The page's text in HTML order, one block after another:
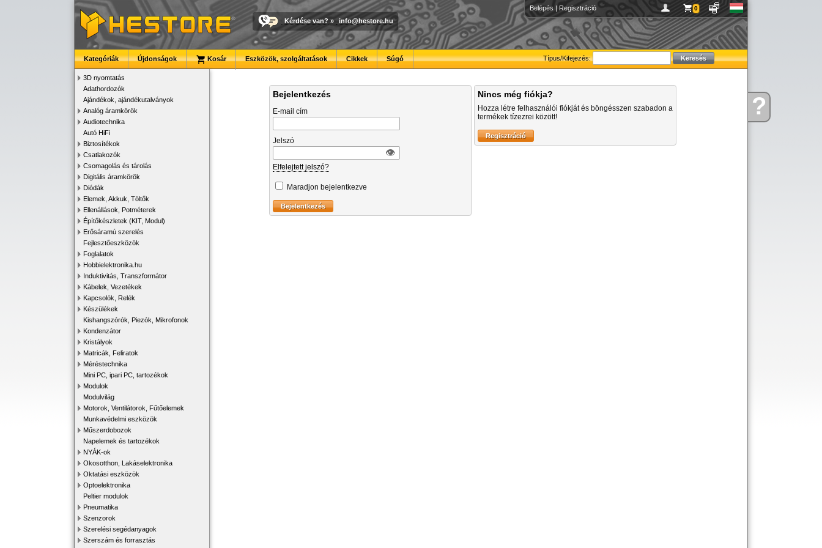
Kérdése?
Belépés | Regisztráció 0
Kérdése van? » info@hestore.hu
Típus/Kifejezés:
Kategóriák Újdonságok Kosár Eszközök, szolgáltatások Cikkek Súgó
3D nyomtatás
Adathordozók
Ajándékok, ajándékutalványok
Analóg áramkörök
Audiotechnika
Autó HiFi
Biztosítékok
Csatlakozók
Csomagolás és tárolás
Digitális áramkörök
Diódák
Elemek, Akkuk, Töltők
Ellenállások, Potméterek
Építőkészletek (KIT, Modul)
Erősáramú szerelés
Fejlesztőeszközök
Foglalatok
Hobbielektronika.hu
Induktivitás, Transzformátor
Kábelek, Vezetékek
Kapcsolók, Relék
Készülékek
Kishangszórók, Piezók, Mikrofonok
Kondenzátor
Kristályok
Matricák, Feliratok
Méréstechnika
Mini PC, ipari PC, tartozékok
Modulok
Modulvilág
Motorok, Ventilátorok, Fűtőelemek
Munkavédelmi eszközök
Műszerdobozok
Napelemek és tartozékok
NYÁK-ok
Okosotthon, Lakáselektronika
Oktatási eszközök
Optoelektronika
Peltier modulok
Pneumatika
Szenzorok
Szerelési segédanyagok
Szerszám és forrasztás
Bejelentkezés
E-mail cím
Jelszó
👁︎
Elfelejtett jelszó?
Maradjon bejelentkezve
Nincs még fiókja?
Hozza létre felhasználói fiókját és böngésszen szabadon a
termékek tízezrei között!